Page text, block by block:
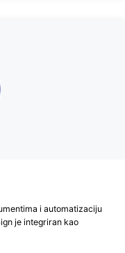
i automatizaciju
je integriran kao